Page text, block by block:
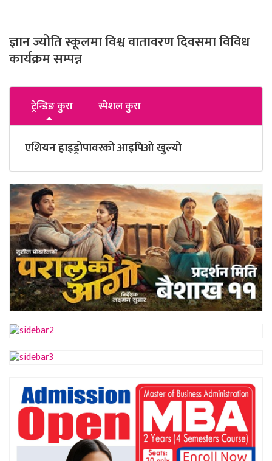
ज्ञान ज्योति स्कूलमा विश्व वातावरण दिवसमा विविध
कार्यक्रम सम्पन्न
ट्रेन्डिङ कुरा स्पेशल कुरा
एशियन हाइड्रोपावरको आइपिओ खुल्यो